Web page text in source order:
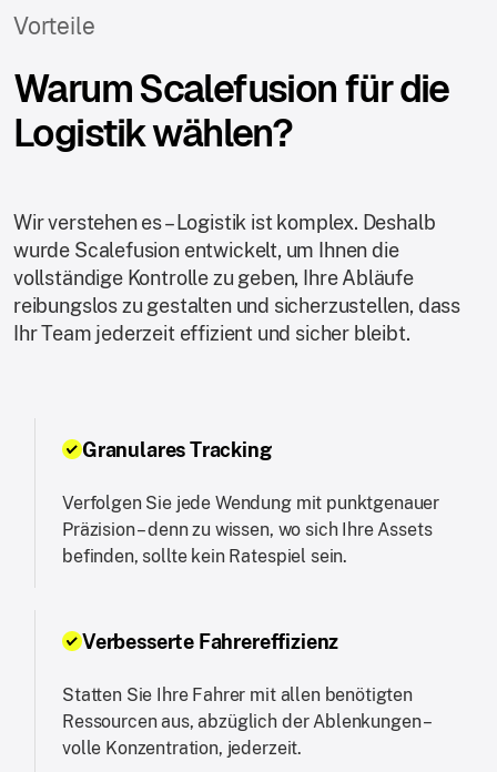
Vorteile
Warum Scalefusion für die
Logistik wählen?
Wir verstehen es – Logistik ist komplex. Deshalb
wurde Scalefusion entwickelt, um Ihnen die
vollständige Kontrolle zu geben, Ihre Abläufe
reibungslos zu gestalten und sicherzustellen, dass
Ihr Team jederzeit effizient und sicher bleibt.
Granulares Tracking
Verfolgen Sie jede Wendung mit punktgenauer
Präzision – denn zu wissen, wo sich Ihre Assets
befinden, sollte kein Ratespiel sein.
Verbesserte Fahrereffizienz
Statten Sie Ihre Fahrer mit allen benötigten
Ressourcen aus, abzüglich der Ablenkungen –
volle Konzentration, jederzeit.